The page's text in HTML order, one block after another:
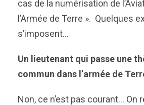
cas de la numérisation de
l’Armée de Terre ». Quelques
s’imposent…
Un lieutenant qui passe une
commun dans l’armée de
Non, ce n’est pas courant… On